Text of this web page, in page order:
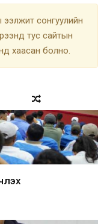
сонгуулийн
тус сайтын
хаасан болно.